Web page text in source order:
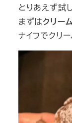
とりあえず試
まずはクリー
ナイフでクリ